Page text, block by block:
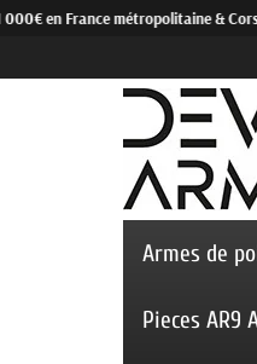
en France métropolitaine & Corse
Armes de
Pieces AR9